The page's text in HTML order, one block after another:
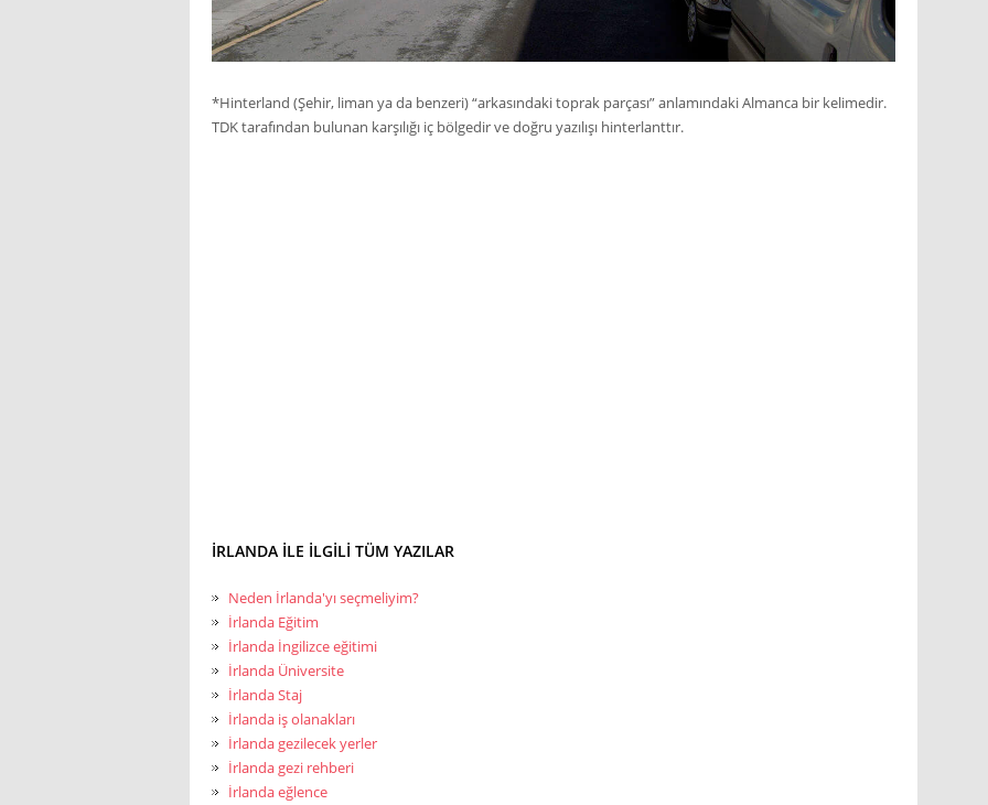
*Hinterland (Şehir, liman ya da benzeri) “arkasındaki toprak parçası” anlamındaki Almanca bir kelimedir.
TDK tarafından bulunan karşılığı iç bölgedir ve doğru yazılışı hinterlanttır.
İRLANDA ILE ILGILI TÜM YAZILAR
Neden İrlanda'yı seçmeliyim?
İrlanda Eğitim
İrlanda İngilizce eğitimi
İrlanda Üniversite
İrlanda Staj
İrlanda iş olanakları
İrlanda gezilecek yerler
İrlanda gezi rehberi
İrlanda eğlence